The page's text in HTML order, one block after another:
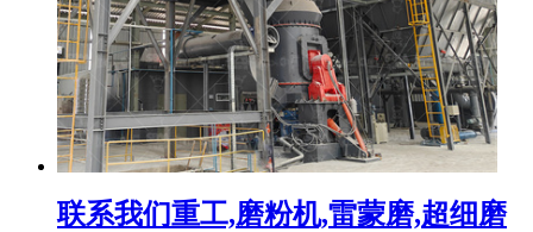
联系我们重工,磨粉机,雷蒙磨,超细磨